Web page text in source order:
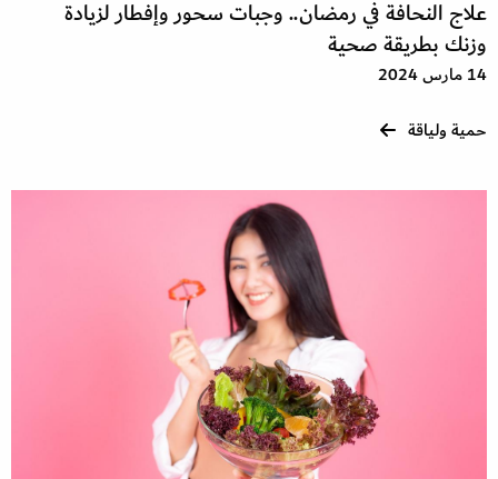
علاج النحافة في رمضان.. وجبات سحور وإفطار لزيادة
وزنك بطريقة صحية
14 مارس 2024
حمية ولياقة